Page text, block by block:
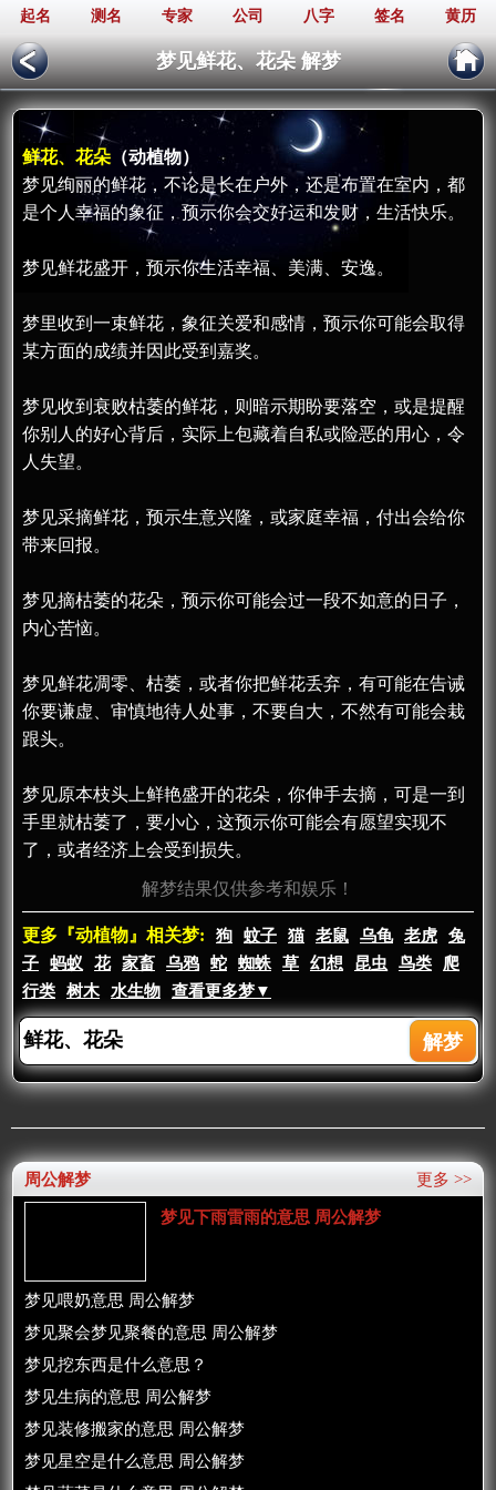
起名 测名 专家 公司 八字 签名 黄历
梦见鲜花、花朵 解梦
鲜花、花朵 （动植物）
梦见绚丽的鲜花，不论是长在户外，还是布置在室内，都
是个人幸福的象征，预示你会交好运和发财，生活快乐。
梦见鲜花盛开，预示你生活幸福、美满、安逸。
梦里收到一束鲜花，象征关爱和感情，预示你可能会取得
某方面的成绩并因此受到嘉奖。
梦见收到衰败枯萎的鲜花，则暗示期盼要落空，或是提醒
你别人的好心背后，实际上包藏着自私或险恶的用心，令
人失望。
梦见采摘鲜花，预示生意兴隆，或家庭幸福，付出会给你
带来回报。
梦见摘枯萎的花朵，预示你可能会过一段不如意的日子，
内心苦恼。
梦见鲜花凋零、枯萎，或者你把鲜花丢弃，有可能在告诫
你要谦虚、审慎地待人处事，不要自大，不然有可能会栽
跟头。
梦见原本枝头上鲜艳盛开的花朵，你伸手去摘，可是一到
手里就枯萎了，要小心，这预示你可能会有愿望实现不
了，或者经济上会受到损失。
解梦结果仅供参考和娱乐！
更多『动植物』相关梦: 狗 蚊子 猫 老鼠 乌龟 老虎
兔
子
蚂蚁 花 家畜 乌鸦 蛇 蜘蛛 草 幻想 昆虫 鸟类
爬
行类
树木 水生物 查看更多梦▼
更多 >>
周公解梦
梦见下雨雷雨的意思 周公解梦
梦见喂奶意思 周公解梦
梦见聚会梦见聚餐的意思 周公解梦
梦见挖东西是什么意思？
梦见生病的意思 周公解梦
梦见装修搬家的意思 周公解梦
梦见星空是什么意思 周公解梦